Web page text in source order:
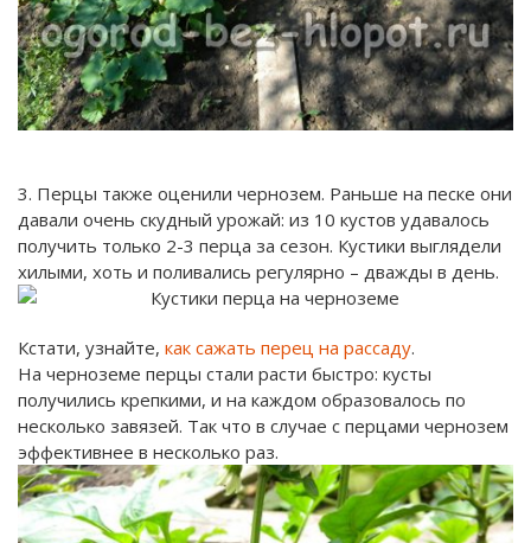
3. Перцы также оценили чернозем. Раньше на песке они
давали очень скудный урожай: из 10 кустов удавалось
получить только 2-3 перца за сезон. Кустики выглядели
хилыми, хоть и поливались регулярно – дважды в день.
Кстати, узнайте, как сажать перец на рассаду.
На черноземе перцы стали расти быстро: кусты
получились крепкими, и на каждом образовалось по
несколько завязей. Так что в случае с перцами чернозем
эффективнее в несколько раз.